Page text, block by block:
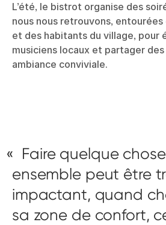
L’été, le bistrot organise des
nous nous retrouvons, entourées
et des habitants du village, pour
musiciens locaux et partager des
ambiance conviviale.
Faire quelque
ensemble peut être
impactant, quand
sa zone de confort,